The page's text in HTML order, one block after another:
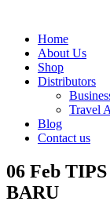
Home
About Us
Shop
Distributors
Travel
Blog
Contact us
06 Feb
BARU